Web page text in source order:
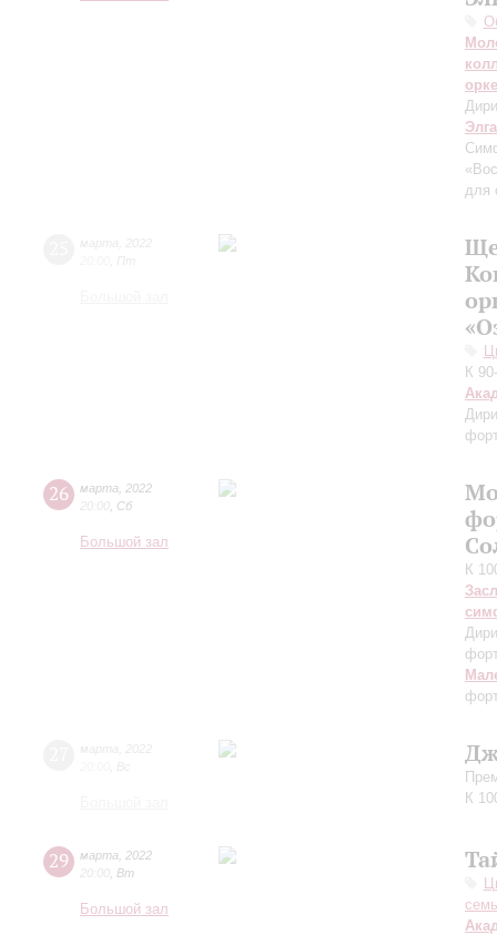
для
К
26 марта
2022
20:00 Сб
Большой зал
К
К
29 марта
2022
20:00 Вт
Большой зал